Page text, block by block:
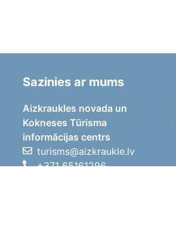
Sazinies ar mums
Aizkraukles novada un
Kokneses Tūrisma
informācijas centrs
turisms@aizkraukle.lv
+371 65161296